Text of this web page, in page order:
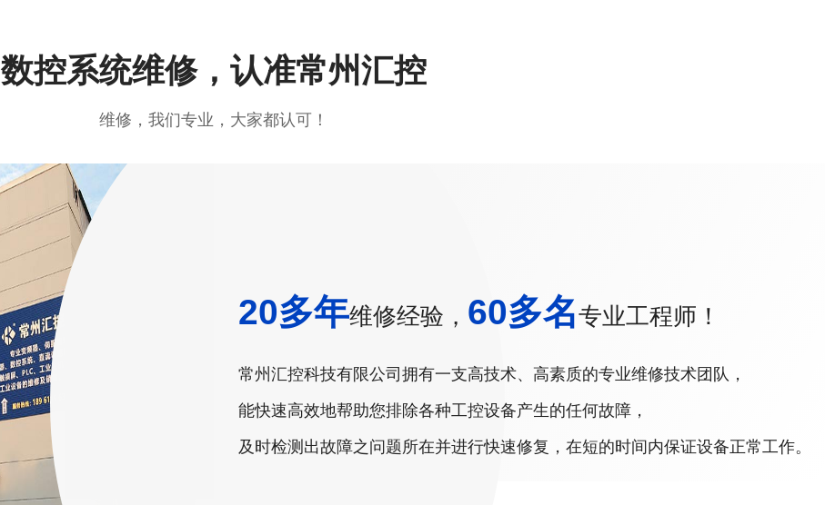
数控系统维修，认准常州汇控
维修，我们专业，大家都认可！
20多年维修经验， 60多名专业工程师！
常州汇控科技有限公司拥有一支高技术、高素质的专业维修技术团队，
能快速高效地帮助您排除各种工控设备产生的任何故障，
及时检测出故障之问题所在并进行快速修复，在短的时间内保证设备正常工作。